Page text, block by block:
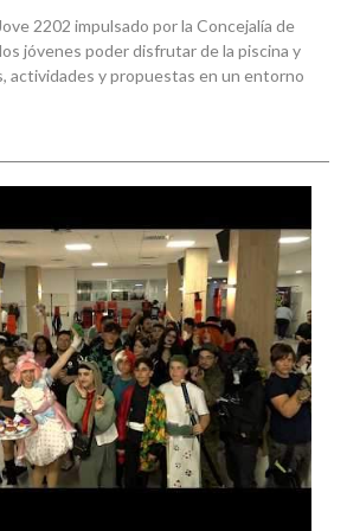
2202 impulsado por la Concejalía de
jóvenes poder disfrutar de la piscina y
actividades y propuestas en un entorno